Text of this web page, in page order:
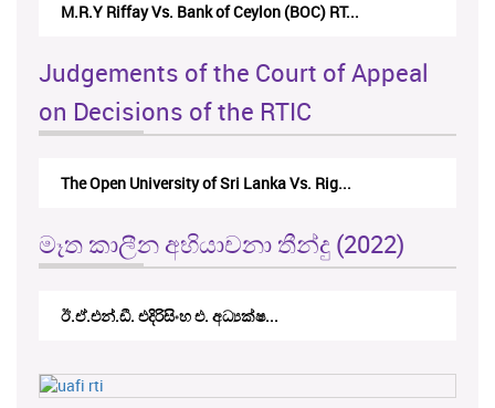
M.R.Y Riffay Vs. Bank of Ceylon (BOC) RT...
Judgements of the Court of Appeal
on Decisions of the RTIC
The Open University of Sri Lanka Vs. Rig...
මෑත කාලීන අභියාචනා තීන්දු (2022)
ඊ.ඒ.එන්.ඩී. එදිරිසිංහ එ. අධ්‍යක්ෂ...